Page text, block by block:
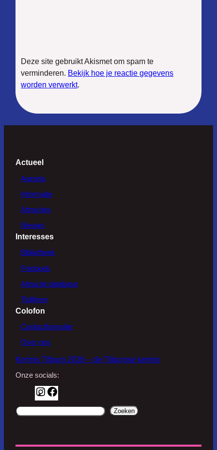
Deze site gebruikt Akismet om spam te
verminderen. Bekijk hoe je reactie gegevens
worden verwerkt.
Actueel
Agenda
Informatie
Attracties
Nieuws
Interesses
Bibliotheek
Fotoboek
Attractie database
Tijdlijnen
Colofon
Contactformulier
Over ons
Kermis Tilburg 2026 – de Tilburgse kermis
Onze socials:
I
n
s
a
c
d
r
Zoeken